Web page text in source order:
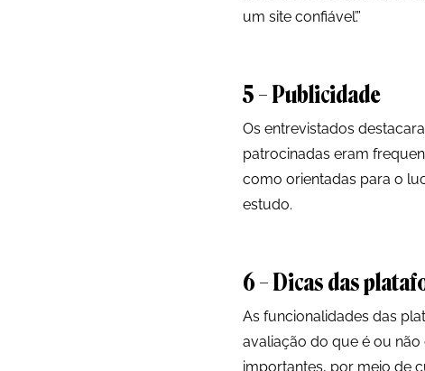
um site confiável’.”
5 – Publicidade
Os entrevistados
patrocinadas eram
como orientadas para o
estudo.
6 – Dicas das
As funcionalidades das
avaliação do que é ou
importantes, por meio de